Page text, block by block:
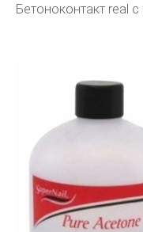
Бетоноконтакт real